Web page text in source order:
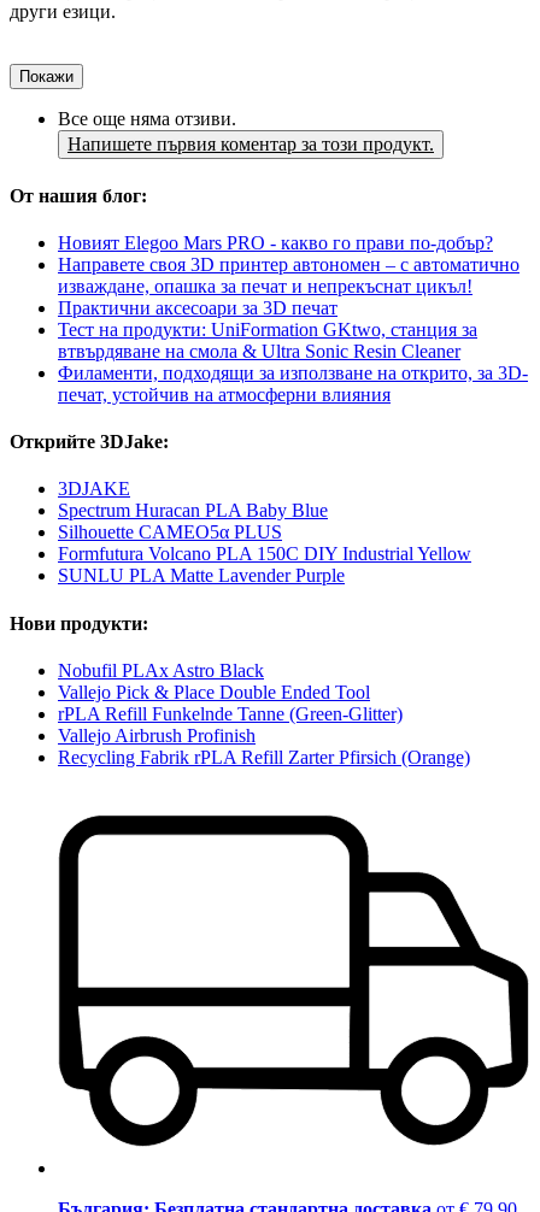
други езици.
Покажи
Все още няма отзиви.
Напишете първия коментар за този продукт.
От нашия блог:
Новият Elegoo Mars PRO - какво го прави по-добър?
Направете своя 3D принтер автономен – с автоматично
изваждане, опашка за печат и непрекъснат цикъл!
Практични аксесоари за 3D печат
Тест на продукти: UniFormation GKtwo, станция за
втвърдяване на смола & Ultra Sonic Resin Cleaner
Филаменти, подходящи за използване на открито, за 3D-
печат, устойчив на атмосферни влияния
Открийте 3DJake:
3DJAKE
Spectrum Huracan PLA Baby Blue
Silhouette CAMEO5α PLUS
Formfutura Volcano PLA 150C DIY Industrial Yellow
SUNLU PLA Matte Lavender Purple
Нови продукти:
Nobufil PLAx Astro Black
Vallejo Pick & Place Double Ended Tool
rPLA Refill Funkelnde Tanne (Green-Glitter)
Vallejo Airbrush Profinish
Recycling Fabrik rPLA Refill Zarter Pfirsich (Orange)